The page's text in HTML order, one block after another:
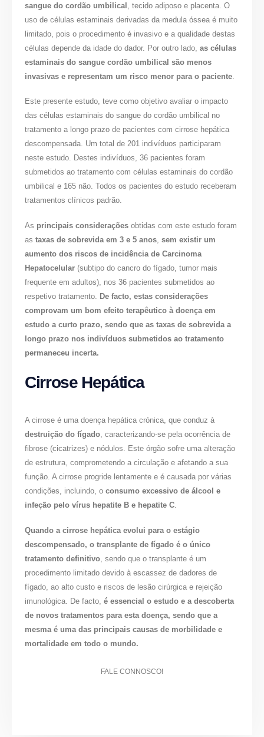
sangue do cordão umbilical , tecido adiposo e placenta. O
uso de células estaminais derivadas da medula óssea é muito
limitado, pois o procedimento é invasivo e a qualidade destas
células depende da idade do dador. Por outro lado,as células
estaminais do sangue cordão umbilical são menos
invasivas e representam um risco menor para o paciente
Este presente estudo, teve como objetivo avaliar o impacto
das células estaminais do sangue do cordão umbilical no
tratamento a longo prazo de pacientes com cirrose hepática
descompensada. Um total de 201 indivíduos participaram
neste estudo. Destes indivíduos, 36 pacientes foram
submetidos ao tratamento com células estaminais do cordão
umbilical e 165 não. Todos os pacientes do estudo receberam
tratamentos clínicos padrão.
As principais considerações obtidas com este estudo foram
as taxas de sobrevida em 3 e 5 anos ,sem existir um
aumento dos riscos de incidência de Carcinoma
Hepatocelular (subtipo do cancro do fígado, tumor mais
frequente em adultos), nos 36 pacientes submetidos ao
respetivo tratamento.
De facto, estas considerações
comprovam um bom efeito terapêutico à doença em
estudo a curto prazo, sendo que as taxas de sobrevida a
longo prazo nos indivíduos submetidos ao tratamento
permaneceu incerta.
Cirrose Hepática
A cirrose é uma doença hepática crónica, que conduz à
destruição do fígado, caracterizando-se pela ocorrência de
fibrose (cicatrizes) e nódulos. Este órgão sofre uma alteração
de estrutura, comprometendo a circulação e afetando a sua
função. A cirrose progride lentamente e é causada por várias
condições, incluindo, oconsumo excessivo de álcool e
infeção pelo vírus hepatite B e hepatite C.
Quando a cirrose hepática evolui para o estágio
descompensado, o transplante de fígado é o único
tratamento definitivo , sendo que o transplante é um
procedimento limitado devido à escassez de dadores de
fígado, ao alto custo e riscos de lesão cirúrgica e rejeição
imunológica. De facto, é essencial o estudo e a descoberta
de novos tratamentos para esta doença, sendo que a
mesma é uma das principais causas de morbilidade e
mortalidade em todo o mundo.
FALE CONNOSCO!